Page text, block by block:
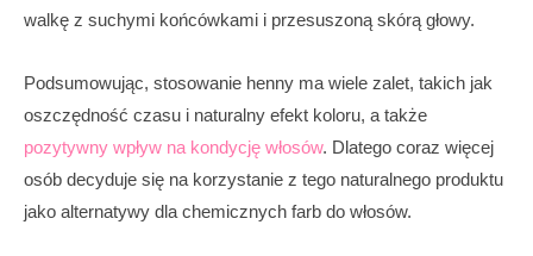
walkę z suchymi końcówkami i przesuszoną skórą głowy.
Podsumowując, stosowanie henny ma wiele zalet, takich jak
oszczędność czasu i naturalny efekt koloru, a także
pozytywny wpływ na kondycję włosów. Dlatego coraz więcej
osób decyduje się na korzystanie z tego naturalnego produktu
jako alternatywy dla chemicznych farb do włosów.